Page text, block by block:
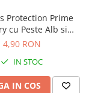
Protection Prime
cu Peste Alb si
pentru Pisici 85 Gr
4,90 RON
IN STOC
IN COS